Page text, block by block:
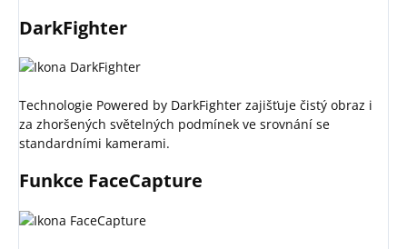
DarkFighter
Technologie Powered by DarkFighter zajišťuje čistý obraz i
za zhoršených světelných podmínek ve srovnání se
standardními kamerami.
Funkce FaceCapture